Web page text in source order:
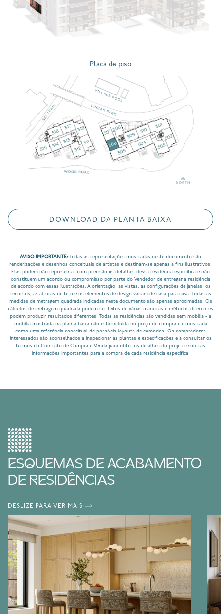
Placa de piso
DOWNLOAD DA PLANTA BAIXA
AVISO IMPORTANTE:Todas as representações mostradas neste documento são
renderizações e desenhos conceituais de artistas e destinam-se apenas a fins ilustrativos.
Elas podem não representar com precisão os detalhes dessa residência específica e não
constituem um acordo ou compromisso por parte do Vendedor de entregar a residência
de acordo com essas ilustrações. A orientação, as vistas, as configurações de janelas, os
recursos, as alturas de teto e os elementos de design variam de casa para casa. Todas as
medidas de metragem quadrada indicadas neste documento são apenas aproximadas. Os
cálculos de metragem quadrada podem ser feitos de várias maneiras e métodos diferentes
podem produzir resultados diferentes. Todas as residências são vendidas sem mobília - a
mobília mostrada na planta baixa não está incluída no preço de compra e é mostrada
como uma referência conceitual de possíveis layouts de cômodos. Os compradores
interessados são aconselhados a inspecionar as plantas e especificações e a consultar os
termos do Contrato de Compra e Venda para obter os detalhes do projeto e outras
informações importantes para a compra de cada residência específica.
ESQUEMAS DE ACABAMENTO
DE RESIDÊNCIAS
DESLIZE PARA VER MAIS